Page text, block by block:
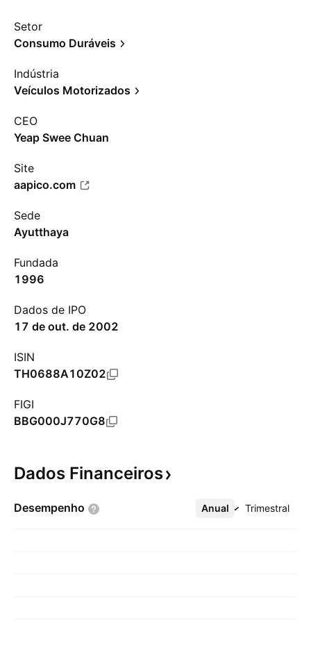
Setor
Consumo Duráveis
Indústria
Veículos Motorizados
CEO
Yeap Swee Chuan
Site
aapico.com
Sede
Ayutthaya
Fundada
1996
Dados de IPO
17 de out. de 2002
ISIN
TH0688A10Z02
FIGI
BBG000J770G8
Dados Financeiros
Desempenho Anual Trimestral
Mais